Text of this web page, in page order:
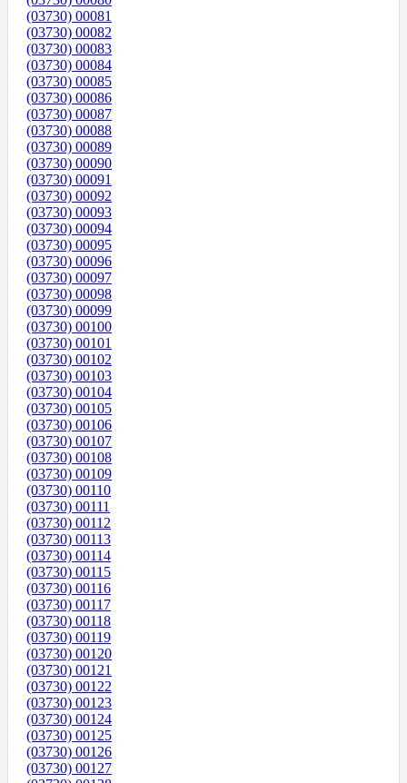
(03730) 00081
(03730) 00082
(03730) 00083
(03730) 00084
(03730) 00085
(03730) 00086
(03730) 00087
(03730) 00088
(03730) 00089
(03730) 00090
(03730) 00091
(03730) 00092
(03730) 00093
(03730) 00094
(03730) 00095
(03730) 00096
(03730) 00097
(03730) 00098
(03730) 00099
(03730) 00100
(03730) 00101
(03730) 00102
(03730) 00103
(03730) 00104
(03730) 00105
(03730) 00106
(03730) 00107
(03730) 00108
(03730) 00109
(03730) 00110
(03730) 00111
(03730) 00112
(03730) 00113
(03730) 00114
(03730) 00115
(03730) 00116
(03730) 00117
(03730) 00118
(03730) 00119
(03730) 00120
(03730) 00121
(03730) 00122
(03730) 00123
(03730) 00124
(03730) 00125
(03730) 00126
(03730) 00127